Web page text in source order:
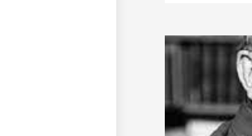
des larmes
Colette